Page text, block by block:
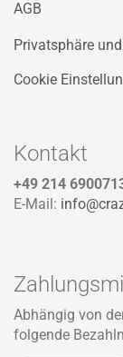
AGB
Privatsphäre
Cookie
Kontakt
+49 214
E-Mail:
Abhängig von
folgende